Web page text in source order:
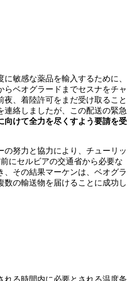
敏感な薬品を輸入するために、
らベオグラードまでセスナをチャ
夜、着陸許可をまだ受け取ること
連絡しましたが、この配送の緊急
向けて全力を尽くすよう要請を受
の努力と協力により、チューリッ
にセルビアの交通省から必要な
、その結果マーケンは、ベオグラ
数の輸送物を届けることに成功し
れる時間内に必要とされる温度条